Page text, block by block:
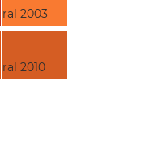
ral 2003
ral 2010